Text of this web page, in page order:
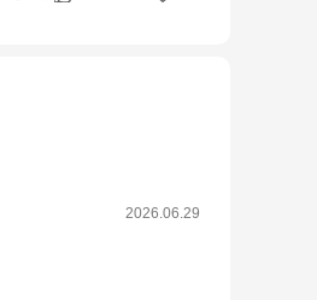
2026.06.29